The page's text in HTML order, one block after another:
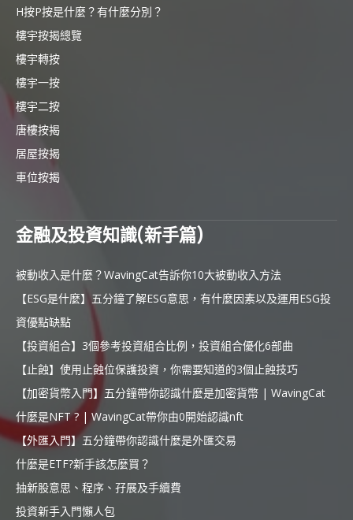
H按P按是什麼？有什麼分別？
樓宇按揭總覽
樓宇轉按
樓宇一按
樓宇二按
唐樓按揭
居屋按揭
車位按揭
金融及投資知識(新手篇)
被動收入是什麼？WavingCat告訴你10大被動收入方法
【ESG是什麼】五分鐘了解ESG意思，有什麼因素以及運用ESG投
資優點缺點
【投資組合】3個參考投資組合比例，投資組合優化6部曲
【止蝕】使用止蝕位保護投資，你需要知道的3個止蝕技巧
【加密貨幣入門】五分鐘帶你認識什麼是加密貨幣 | WavingCat
什麼是NFT ? | WavingCat帶你由0開始認識nft
【外匯入門】五分鐘帶你認識什麼是外匯交易
什麼是ETF?新手該怎麼買？
抽新股意思、程序、孖展及手續費
投資新手入門懶人包